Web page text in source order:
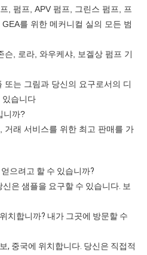
, 펌프, APV 펌프, 그린스 펌프, 프
를 위한 메커니컬 실의 모든 범
슨, 로라, 와우케샤, 보겔상 펌프 기
또는 그림과 당신의 요구로서의 디
있습니다
니까?
거래 서비스를 위한 최고 판매를 가
으려고 할 수 있습니까?
은 샘플을 요구할 수 있습니다. 보
치합니까? 내가 그곳에 방문할 수
, 중국에 위치합니다. 당신은 직접적